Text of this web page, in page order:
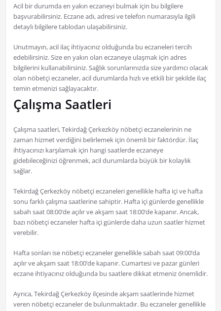
Acil bir durumda en yakın eczaneyi bulmak için bu bilgilere
başvurabilirsiniz. Eczane adı, adresi ve telefon numarasıyla ilgili
detaylı bilgilere tablodan ulaşabilirsiniz.
Unutmayın, acil ilaç ihtiyacınız olduğunda bu eczaneleri tercih
edebilirsiniz. Size en yakın olan eczaneye ulaşmak için adres
bilgilerini kullanabilirsiniz. Sağlık sorunlarınızda size yardımcı olacak
olan nöbetçi eczaneler, acil durumlarda hızlı ve etkili bir şekilde ilaç
temin etmenizi sağlayacaktır.
Çalışma Saatleri
Çalışma saatleri, Tekirdağ Çerkezköy nöbetçi eczanelerinin ne
zaman hizmet verdiğini belirlemek için önemli bir faktördür. İlaç
ihtiyacınızı karşılamak için hangi saatlerde eczaneye
gidebileceğinizi öğrenmek, acil durumlarda büyük bir kolaylık
sağlar.
Tekirdağ Çerkezköy nöbetçi eczaneleri genellikle hafta içi ve hafta
sonu farklı çalışma saatlerine sahiptir. Hafta içi günlerde genellikle
sabah saat 08:00’de açılır ve akşam saat 18:00’de kapanır. Ancak,
bazı nöbetçi eczaneler hafta içi günlerde daha uzun saatler hizmet
verebilir.
Hafta sonları ise nöbetçi eczaneler genellikle sabah saat 09:00’da
açılır ve akşam saat 18:00’de kapanır. Cumartesi ve pazar günleri
eczane ihtiyacınız olduğunda bu saatlere dikkat etmeniz önemlidir.
Ayrıca, Tekirdağ Çerkezköy ilçesinde akşam saatlerinde hizmet
veren nöbetçi eczaneler de bulunmaktadır. Bu eczaneler genellikle